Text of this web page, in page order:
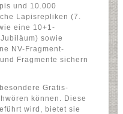
und 10.000
Lapisrepliken (7.
eine 10+1-
sowie
NV-Fragment-
Fragmente sichern
Gratis-
können. Diese
wird, bietet sie